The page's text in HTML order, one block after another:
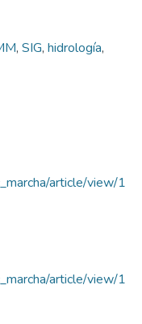
, SIG, hidrología,
article/view/1
article/view/1